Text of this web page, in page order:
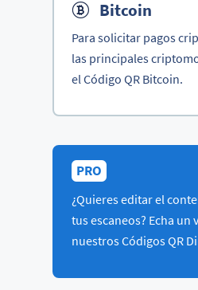
Bitcoin
Para solicitar pagos
las principales
el Código QR Bitcoin.
PRO
¿Quieres editar el
tus escaneos? Echa un
nuestros Códigos QR